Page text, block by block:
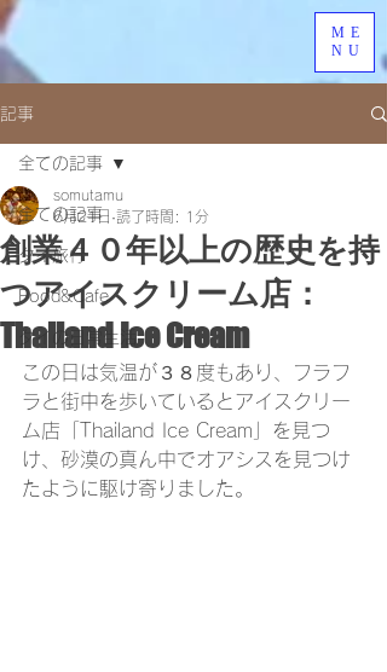
ME
NU
記事
全ての記事
タイ旅行
Food&Cafe
タイの日常生活
全ての記事
創業４０年以上の歴史を持
つアイスクリーム店：
Thailand Ice Cream
somutamu
6月21日 読了時間: 1分
この日は気温が３８度もあり、フラフ
ラと街中を歩いているとアイスクリー
ム店「Thailand Ice Cream」を見つ
け、砂漠の真ん中でオアシスを見つけ
たように駆け寄りました。